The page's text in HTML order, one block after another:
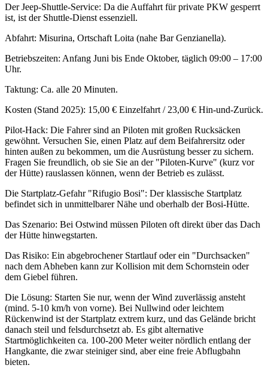
Der Jeep-Shuttle-Service: Da die Auffahrt für private PKW gesperrt
ist, ist der Shuttle-Dienst essenziell.
Abfahrt: Misurina, Ortschaft Loita (nahe Bar Genzianella).
Betriebszeiten: Anfang Juni bis Ende Oktober, täglich 09:00 – 17:00
Uhr.
Taktung: Ca. alle 20 Minuten.
Kosten (Stand 2025): 15,00 € Einzelfahrt / 23,00 € Hin-und-Zurück.
Pilot-Hack: Die Fahrer sind an Piloten mit großen Rucksäcken
gewöhnt. Versuchen Sie, einen Platz auf dem Beifahrersitz oder
hinten außen zu bekommen, um die Ausrüstung besser zu sichern.
Fragen Sie freundlich, ob sie Sie an der "Piloten-Kurve" (kurz vor
der Hütte) rauslassen können, wenn der Betrieb es zulässt.
Die Startplatz-Gefahr "Rifugio Bosi": Der klassische Startplatz
befindet sich in unmittelbarer Nähe und oberhalb der Bosi-Hütte.
Das Szenario: Bei Ostwind müssen Piloten oft direkt über das Dach
der Hütte hinwegstarten.
Das Risiko: Ein abgebrochener Startlauf oder ein "Durchsacken"
nach dem Abheben kann zur Kollision mit dem Schornstein oder
dem Giebel führen.
Die Lösung: Starten Sie nur, wenn der Wind zuverlässig ansteht
(mind. 5-10 km/h von vorne). Bei Nullwind oder leichtem
Rückenwind ist der Startplatz extrem kurz, und das Gelände bricht
danach steil und felsdurchsetzt ab. Es gibt alternative
Startmöglichkeiten ca. 100-200 Meter weiter nördlich entlang der
Hangkante, die zwar steiniger sind, aber eine freie Abflugbahn
bieten.